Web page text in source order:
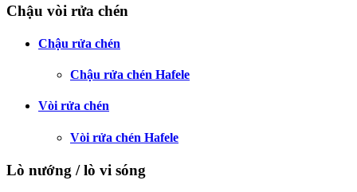
Chậu vòi rửa chén
Chậu rửa chén
Chậu rửa chén Hafele
Vòi rửa chén
Vòi rửa chén Hafele
Lò nướng / lò vi sóng